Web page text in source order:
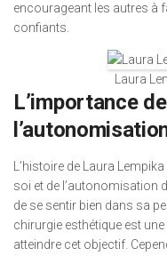
encourageant les autres à
confiants.
Laura
L’importance
L’histoire de Laura
soi et de l’autonomisation
de se sentir bien dans sa
chirurgie esthétique est
atteindre cet objectif.